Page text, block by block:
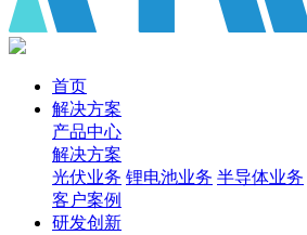
首页
解决方案
产品中心
解决方案
光伏业务 锂电池业务 半导体业务
客户案例
研发创新